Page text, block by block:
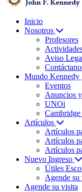
Inicio
Nosotros
Profesores
Aviso
Mundo Kennedy
Eventos
Anuncios
UNOi
Artículos
Artículos
Artículos
Artículos
Nuevo Ingreso
Útiles
Agende su
Agende su visita